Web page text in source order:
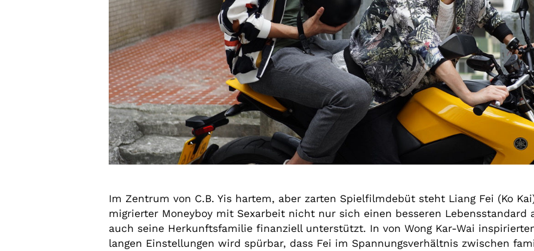
Im Zentrum von C.B. Yis hartem, aber zarten Spielfilmdebüt steht Liang Fei (Ko
migrierter Moneyboy mit Sexarbeit nicht nur sich einen besseren Lebensstandard
auch seine Herkunftsfamilie finanziell unterstützt. In von Wong Kar-Wai
langen Einstellungen wird spürbar, dass Fei im Spannungsverhältnis zwischen